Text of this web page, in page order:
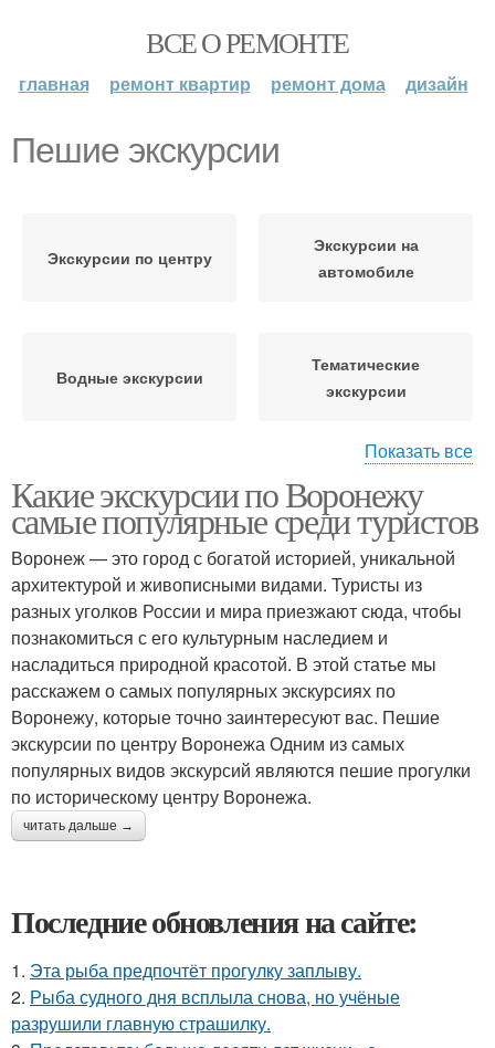
ВСЕ О РЕМОНТЕ
главная ремонт квартир ремонт дома дизайн
Пешие экскурсии
Экскурсии по центру
Экскурсии на
автомобиле
Водные экскурсии
Тематические
экскурсии
Экскурсии по воронежу
Показать все
Какие экскурсии по Воронежу
самые популярные среди туристов
Воронеж — это город с богатой историей, уникальной
архитектурой и живописными видами. Туристы из
разных уголков России и мира приезжают сюда, чтобы
познакомиться с его культурным наследием и
насладиться природной красотой. В этой статье мы
расскажем о самых популярных экскурсиях по
Воронежу, которые точно заинтересуют вас. Пешие
экскурсии по центру Воронежа Одним из самых
популярных видов экскурсий являются пешие прогулки
по историческому центру Воронежа.
читать дальше →
Последние обновления на сайте:
1. Эта рыба предпочтёт прогулку заплыву.
2. Рыба судного дня всплыла снова, но учёные
разрушили главную страшилку.